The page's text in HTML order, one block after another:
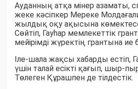
​Ауданның атқа мінер азаматы,
жеке кәсіпкер Мереке
жылдық оқу ақысына
Сөйтіп, Гауһар мемлекеттік
мейірімді жүректің грантына ие
​Іле-шала жақсы хабарды естіп,
үшін талай есікті қағып, шыр-
Төлеген Құрашпен де тілдестік.​